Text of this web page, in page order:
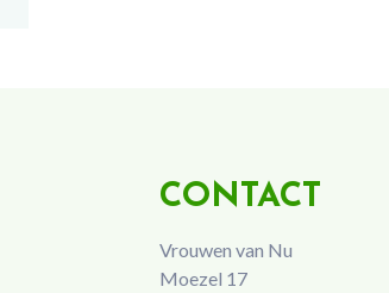
CONTACT
Vrouwen van Nu
Moezel 17